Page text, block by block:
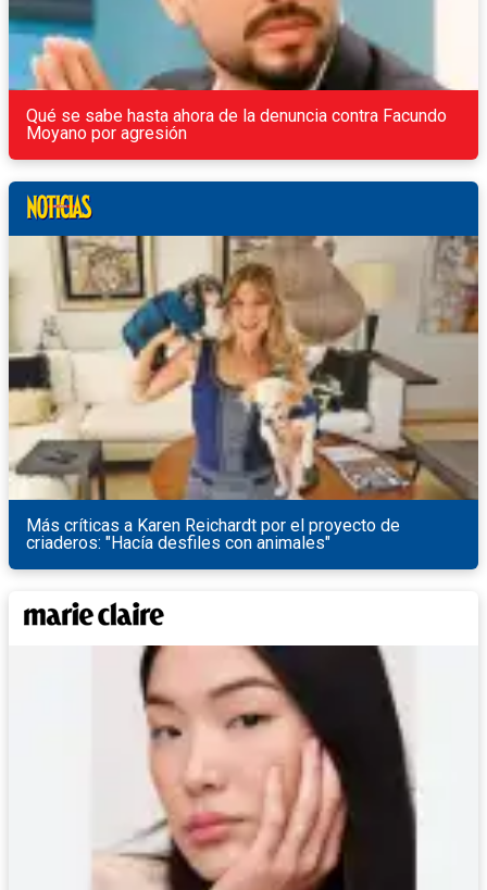
Qué se sabe hasta ahora de la denuncia contra Facundo
Moyano por agresión
Más críticas a Karen Reichardt por el proyecto de
criaderos: "Hacía desfiles con animales"